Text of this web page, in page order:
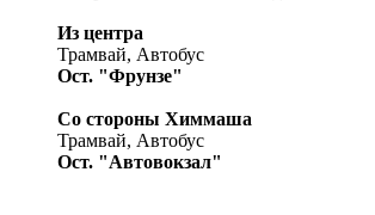
Из центра
Трамвай, Автобус
Ост. "Фрунзе"
Со стороны Химмаша
Трамвай, Автобус
Ост. "Автовокзал"